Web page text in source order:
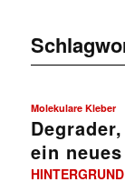
Molekulare Kleber
ein
HINTERGRUND